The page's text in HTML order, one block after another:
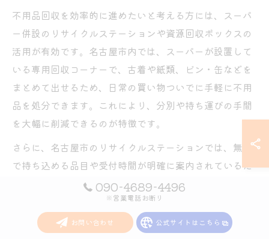
不用品回収を効率的に進めたいと考える方には、スーパ
ー併設のリサイクルステーションや資源回収ボックスの
活用が有効です。名古屋市内では、スーパーが設置して
いる専用回収コーナーで、古着や紙類、ビン・缶などを
まとめて出せるため、日常の買い物ついでに手軽に不用
品を処分できます。これにより、分別や持ち運びの手間
を大幅に削減できるのが特徴です。
さらに、名古屋市のリサイクルステーションでは、無料
で持ち込める品目や受付時間が明確に案内されているた
め、事前に公式ホームページや各スーパーの案内板を確
認しておくと安心です。実際に利用した方からは「家事
の合間に不用品を片付けられて便利」「スーパーの資源
090-4689-4496
※営業電話お断り
お問い合わせ 公式サイトはこちら